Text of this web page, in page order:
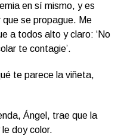
en sí mismo, y es
se propague. Me
a todos alto y claro: ‘No
te contagie’.
te parece la viñeta,
Ángel, trae que la
doy color.